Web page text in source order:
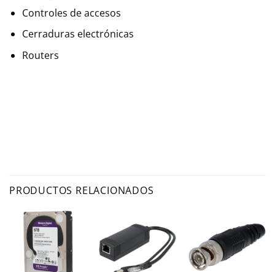
Controles de accesos
Cerraduras electrónicas
Routers
PRODUCTOS RELACIONADOS